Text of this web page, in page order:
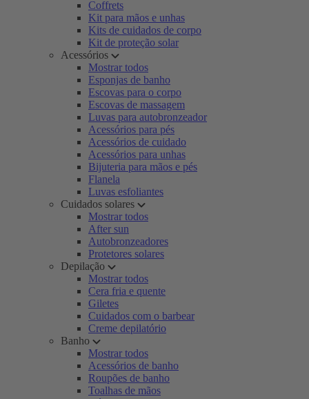
Coffrets
Kit para mãos e unhas
Kits de cuidados de corpo
Kit de proteção solar
Acessórios
Mostrar todos
Esponjas de banho
Escovas para o corpo
Escovas de massagem
Luvas para autobronzeador
Acessórios para pés
Acessórios de cuidado
Acessórios para unhas
Bijuteria para mãos e pés
Flanela
Luvas esfoliantes
Cuidados solares
Mostrar todos
After sun
Autobronzeadores
Protetores solares
Depilação
Mostrar todos
Cera fria e quente
Giletes
Cuidados com o barbear
Creme depilatório
Banho
Mostrar todos
Acessórios de banho
Roupões de banho
Toalhas de mãos